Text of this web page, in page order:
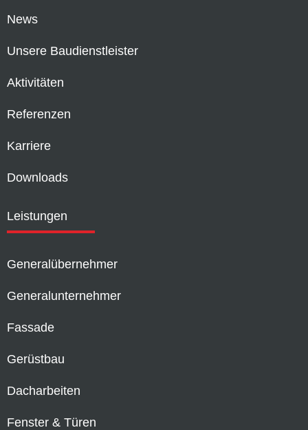
News
Unsere Baudienstleister
Aktivitäten
Referenzen
Karriere
Downloads
Leistungen
Generalübernehmer
Generalunternehmer
Fassade
Gerüstbau
Dacharbeiten
Fenster & Türen